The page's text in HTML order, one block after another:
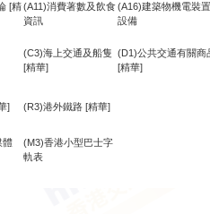
[精(A11)消費著數及飲食
資訊
(A16)建築物機電裝
設備
(C3)海上交通及船隻
[精華]
(D1)公共交通有關商
[精華]
] (R3)港外鐵路 [精華]
體
(M3)香港小型巴士字
軌表